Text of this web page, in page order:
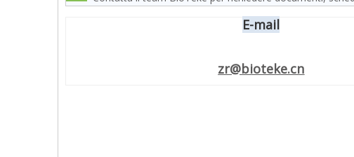
E-mail
zr@bioteke.cn